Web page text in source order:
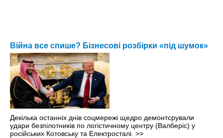
Війна все спише? Бізнесові розбірки «під шумок»
Декілька останніх днів соцмережі щедро демонтсрували
удари безпілотників по логістичному центру (Валберіс) у
російських Котовську та Електросталі. >>